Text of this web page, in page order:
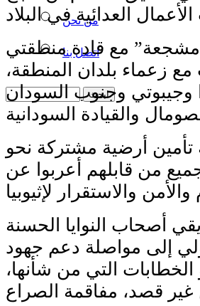
من نحن
اتصل بنا
مع قادة منطقتي
مع زعماء بلدان المنطقة،
وجيبوتي وجنوب السودان
تأمين أرضية مشتركة نحو
من قابلهم أعربوا عن
أصحاب النوايا الحسنة
إلى مواصلة دعم جهود
الخطابات التي من شأنها،